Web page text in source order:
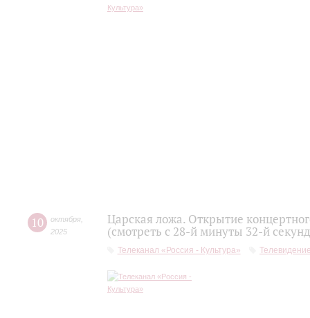
10 октября
2025
Царская ложа. Открытие
(смотреть с 28-й минуты 32-й
Телеканал «Россия - Культура»